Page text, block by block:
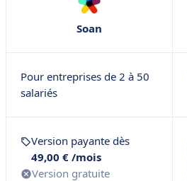
Soan
Pour entreprises de 2 à 50
salariés
Version payante dès
49,00 € /mois
Version gratuite